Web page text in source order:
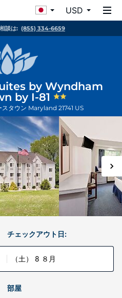
USD
談は: (855) 334-6659
by Wyndham
by I-81
スタウン Maryland 21741 US
チェックアウト日:
（土） 8 ８月
部屋